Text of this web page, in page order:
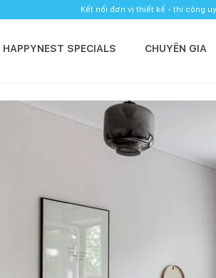
Kết nối đơn vị thiết kế - thi công
HAPPYNEST SPECIALS CHUYÊN GIA